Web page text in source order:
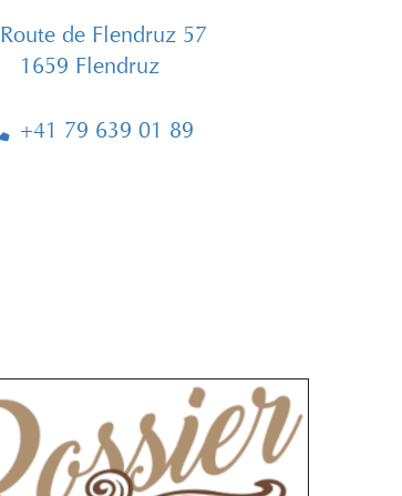
Route de Flendruz 57
1659 Flendruz
+41 79 639 01 89